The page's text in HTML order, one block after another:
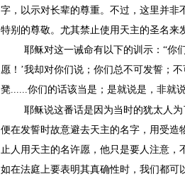
字，以示对长辈的尊重。不过，这里并
特别的尊敬。尤其禁止使用天主的圣名来
耶稣对这一诫命有以下的训示：“你
愿！’我却对你们说；你们总不可发誓；
凳......你们的话该当是；是就说是，非就
耶稣说这番话是因为当时的犹太人为
便在发誓时故意避去天主的名字，用受造
止人用天主的名许愿，他只是要人注意
如在法庭上要表明其真确性时，我们都